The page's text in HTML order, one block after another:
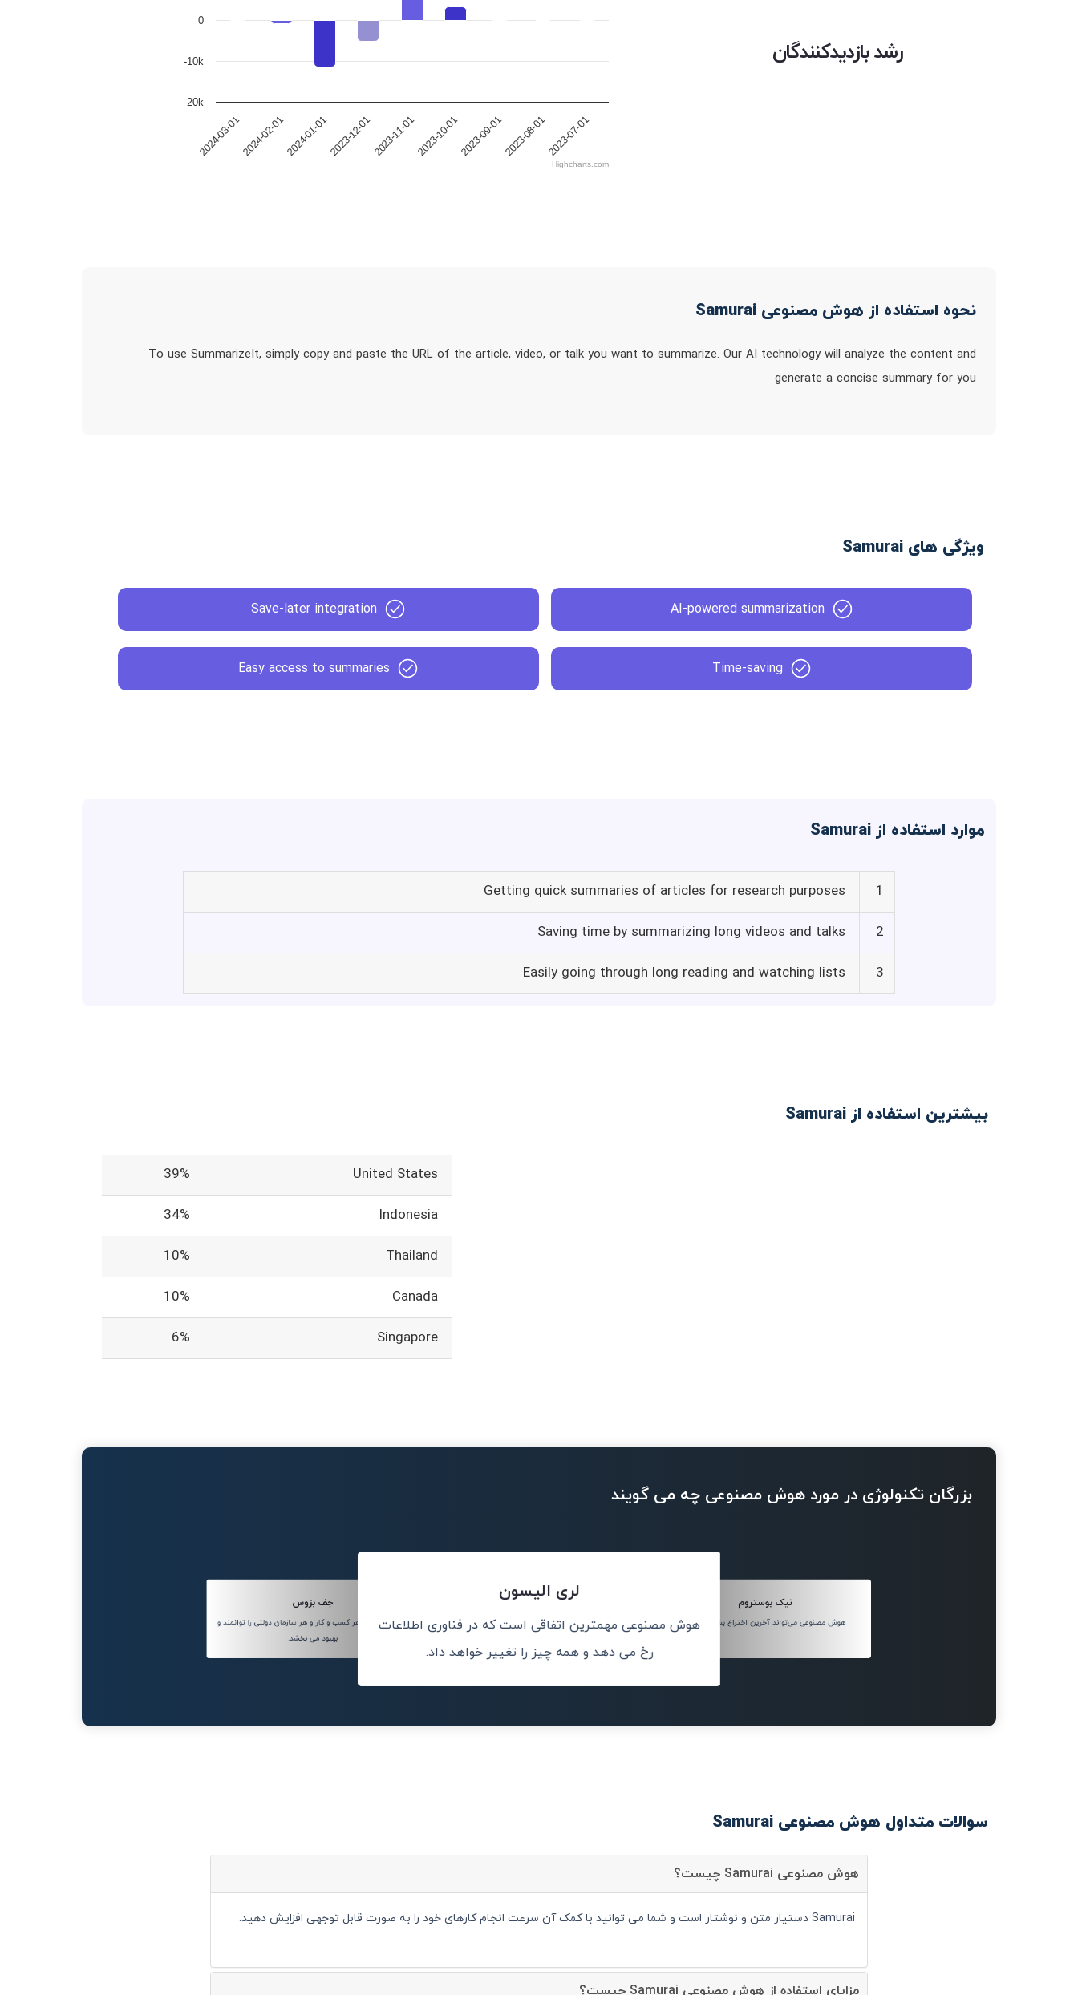
رشد بازدیدکنندگان
2024-03-012024-02-012024-01-012023-12-012023-11-012023-10-012023-09-012023-08-012023-07-01
-20k
-10k
0
Highcharts.com
نحوه استفاده از هوش مصنوعی Samurai
To use SummarizeIt, simply copy and paste the URL of the article, video, or talk you want to summarize. Our AI technology will analyze the content and
generate a concise summary for you
ویژگی های Samurai
AI-powered summarization
Save-later integration
Time-saving
Easy access to summaries
موارد استفاده از Samurai
1
Getting quick summaries of articles for research purposes
2
Saving time by summarizing long videos and talks
3
Easily going through long reading and watching lists
بیشترین استفاده از Samurai
United States
39%
Indonesia
34%
Thailand
10%
Canada
10%
Singapore
6%
بزرگان تکنولوژی در مورد هوش مصنوعی چه می گویند
نیک بوستروم
هوش مصنوعی می‌تواند آخرین اختراع بشریت باشد.
لری الیسون
هوش مصنوعی مهمترین اتفاقی است که در فناوری اطلاعات
رخ می دهد و همه چیز را تغییر خواهد داد.
جف بزوس
هوش مصنوعی هر کسب و کار و هر سازمان دولتی را توانمند و
بهبود می بخشد.
سوالات متداول هوش مصنوعی Samurai
هوش مصنوعی Samurai چیست؟
Samurai دستیار متن و نوشتار است و شما می توانید با کمک آن سرعت انجام کارهای خود را به صورت قابل توجهی افزایش دهید.
مزایای استفاده از هوش مصنوعی Samurai چیست؟